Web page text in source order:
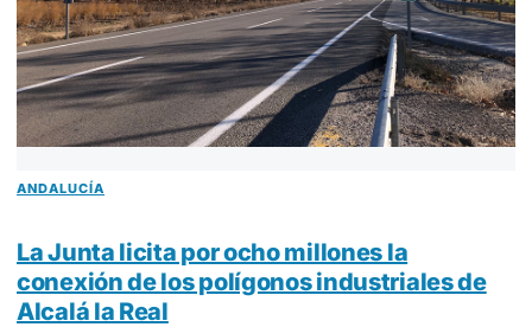
ANDALUCÍA
La Junta licita por ocho millones la
conexión de los polígonos industriales de
Alcalá la Real